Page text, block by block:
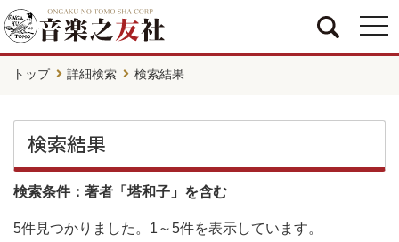
トップ 詳細検索 検索結果
検索結果
検索条件：著者「塔和子」を含む
5件見つかりました。 1～5件を表示しています。